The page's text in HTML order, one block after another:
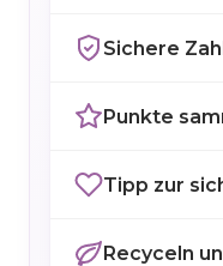
Sichere
Punkte
Tipp zur
Recyceln